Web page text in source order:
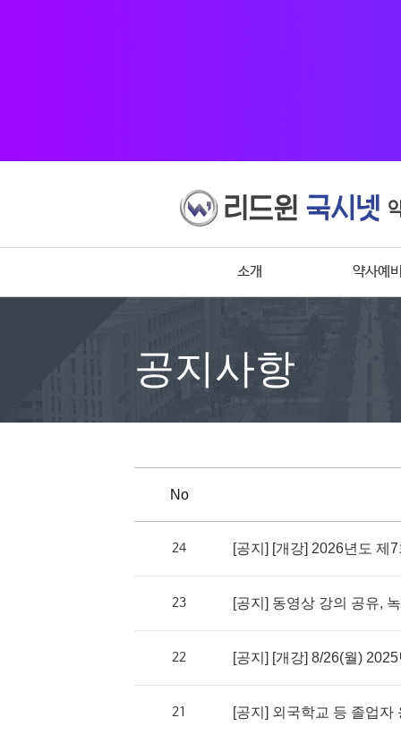
소개 약사예
공지사항
No
24 [공지] [개강] 2026년도 제
23 [공지] 동영상 강의 공유,
22 [공지] [개강] 8/26(월)
21 [공지] 외국학교 등 졸업자